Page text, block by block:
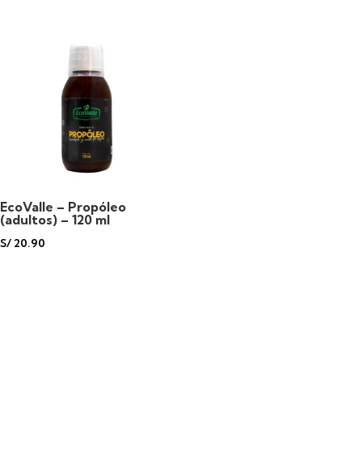
EcoValle – Propóleo
(adultos) – 120 ml
S/ 20.90